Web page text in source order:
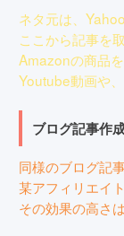
ネタ元は、
ここから記事を
Amazonの商品を
Youtube動画や
ブログ記事作
同様のブログ記
某アフィリエイ
その効果の高さ